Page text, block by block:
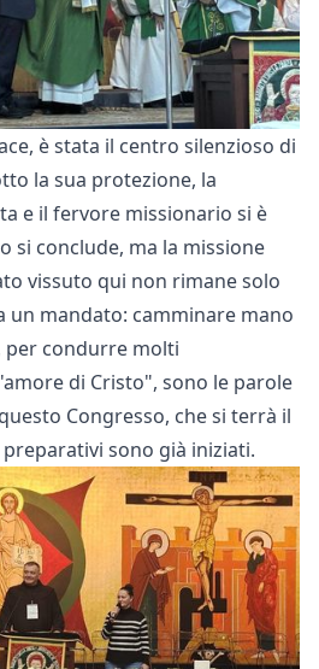
è stata il centro silenzioso di
la sua protezione, la
e il fervore missionario si è
si conclude, ma la missione
vissuto qui non rimane solo
un mandato: camminare mano
per condurre molti
di Cristo", sono le parole
Congresso, che si terrà il
sono già iniziati.